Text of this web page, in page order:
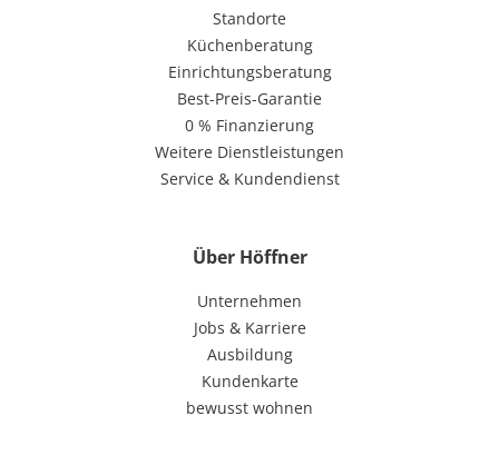
Standorte
Küchenberatung
Einrichtungsberatung
Best-Preis-Garantie
0 % Finanzierung
Weitere Dienstleistungen
Service & Kundendienst
Über Höffner
Unternehmen
Jobs & Karriere
Ausbildung
Kundenkarte
bewusst wohnen